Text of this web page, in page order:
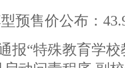
预售价公布：
报“特殊教育学